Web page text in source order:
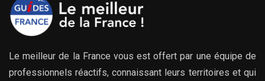
Le meilleur de la France vous est offert par une équipe de
professionnels réactifs, connaissant leurs territoires et qui